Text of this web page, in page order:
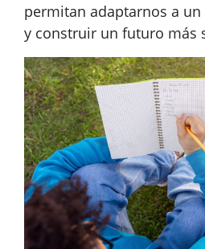
permitan adaptarnos a
y construir un futuro más